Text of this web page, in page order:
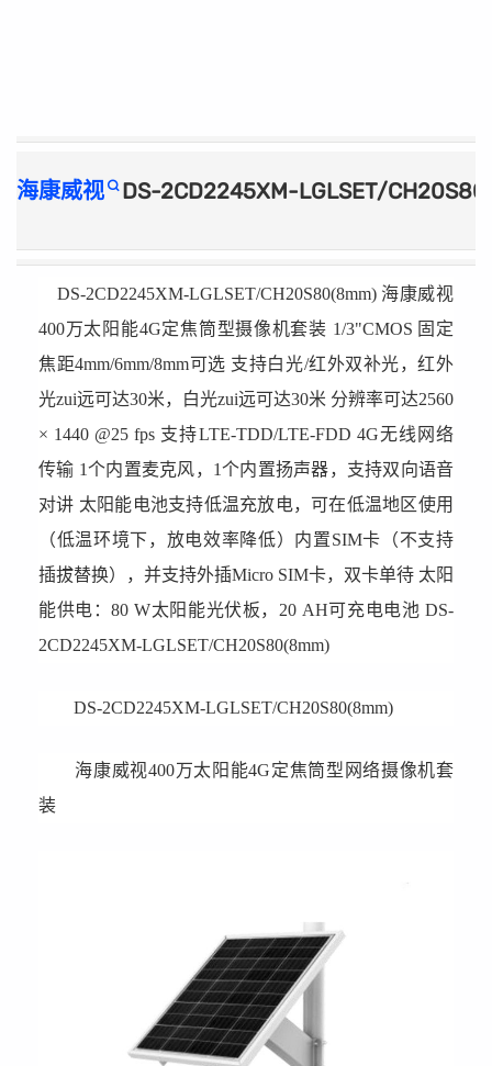
海康威视 DS-2CD2245XM-LGLSET/
DS-2CD2245XM-LGLSET/CH20S80(8mm)海康威视
400万太阳能4G定焦筒型摄像机套装 1/3"CMOS 固定
焦距4mm/6mm/8mm可选 支持白光/红外双补光，红外
光zui远可达30米，白光zui远可达30米 分辨率可达2560
× 1440 @25 fps 支持LTE-TDD/LTE-FDD 4G无线网络
传输 1个内置麦克风，1个内置扬声器，支持双向语音
对讲 太阳能电池支持低温充放电，可在低温地区使用
（低温环境下，放电效率降低）内置SIM卡（不支持
插拔替换），并支持外插Micro SIM卡，双卡单待 太阳
能供电：80 W太阳能光伏板，20 AH可充电电池 DS-
2CD2245XM-LGLSET/CH20S80(8mm)
DS-2CD2245XM-LGLSET/CH20S80(8mm)
海康威视400万太阳能4G定焦筒型网络摄像机套
装